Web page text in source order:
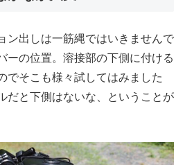
ン出しは一筋縄ではいきませんで
ーの位置。溶接部の下側に付ける
でそこも様々試してはみました
だと下側はないな、ということが